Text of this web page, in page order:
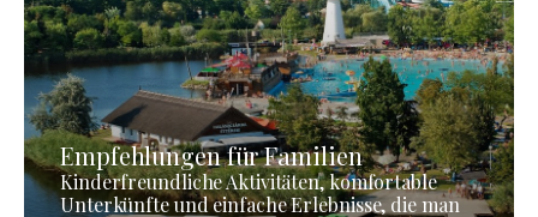
Empfehlungen für Familien
Kinderfreundliche Aktivitäten, komfortable
Unterkünfte und einfache Erlebnisse, die man